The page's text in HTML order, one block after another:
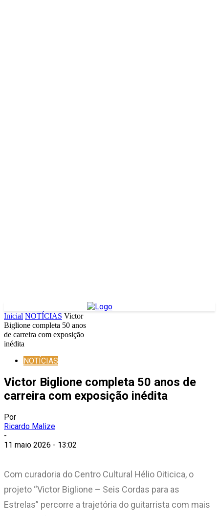
Inicial NOTÍCIAS Victor
Biglione completa 50 anos
de carreira com exposição
inédita
NOTÍCIAS
Victor Biglione completa 50 anos de
carreira com exposição inédita
Por
Ricardo Malize
-
11 maio 2026 - 13:02
Com curadoria do Centro Cultural Hélio Oiticica, o
projeto “Victor Biglione – Seis Cordas para as
Estrelas” percorre a trajetória do guitarrista com mais